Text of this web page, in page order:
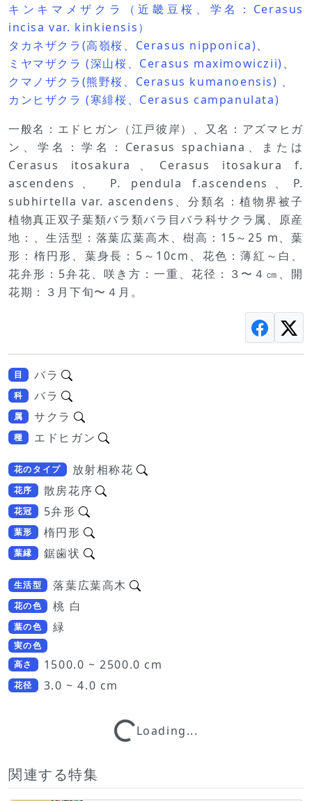
キンキマメザクラ（近畿豆桜、学名：Cerasus
incisa var. kinkiensis）
タカネザクラ(高嶺桜、Cerasus nipponica)、
ミヤマザクラ (深山桜、Cerasus maximowiczii)、
クマノザクラ(熊野桜、Cerasus kumanoensis) 、
カンヒザクラ (寒緋桜、Cerasus campanulata)
一般名：エドヒガン（江戸彼岸）、又名：アズマヒガ
ン、学名：学名：Cerasus spachiana、または
Cerasus itosakura、Cerasus itosakura f.
ascendens、 P. pendula f.ascendens、P.
subhirtella var. ascendens、分類名：植物界被子
植物真正双子葉類バラ類バラ目バラ科サクラ属、原産
地：、生活型：落葉広葉高木、樹高：15～25 m、葉
形：楕円形、葉身長：5～10cm、花色：薄紅～白、
花弁形：5弁花、咲き方：一重、花径：３〜４㎝、開
花期：３月下旬〜４月。
目 バラ
科 バラ
属 サクラ
種 エドヒガン
花のタイプ 放射相称花
花序 散房花序
花冠 5弁形
葉形 楕円形
葉縁 鋸歯状
生活型 落葉広葉高木
花の色 桃 白
葉の色 緑
実の色
高さ
1500.0 ~ 2500.0 cm
花径 3.0 ~ 4.0 cm
Loading...
Loading...
関連する特集